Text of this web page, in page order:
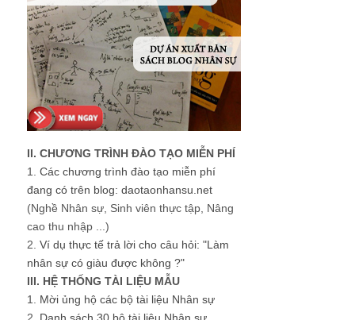
II. CHƯƠNG TRÌNH ĐÀO TẠO MIỄN PHÍ
1. Các chương trình đào tạo miễn phí
đang có trên blog: daotaonhansu.net
(Nghề Nhân sự, Sinh viên thực tập, Nâng
cao thu nhập ...)
2. Ví dụ thực tế trả lời cho câu hỏi: "Làm
nhân sự có giàu được không ?"
III. HỆ THỐNG TÀI LIỆU MẪU
1. Mời ủng hộ các bộ tài liệu Nhân sự